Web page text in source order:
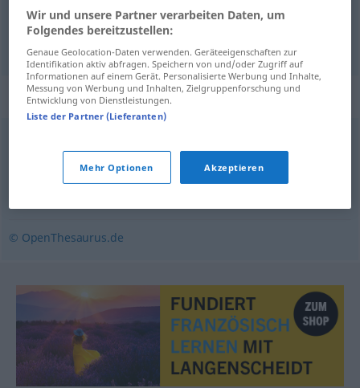
expert sachverständig
Synonyme für "sachverständig"
erfahren,qualifiziert,bewandert,fachkundig
,sachkundig, kenntnisreich,professionell
© OpenThesaurus.de
Wir und unsere Partner verarbeiten Daten, um
Folgendes bereitzustellen:
Genaue Geolocation-Daten verwenden. Geräteeigenschaften zur
Identifikation aktiv abfragen. Speichern von und/oder Zugriff auf
Informationen auf einem Gerät. Personalisierte Werbung und Inhalte,
Messung von Werbung und Inhalten, Zielgruppenforschung und
Entwicklung von Dienstleistungen.
Liste der Partner (Lieferanten)
Mehr Optionen Akzeptieren